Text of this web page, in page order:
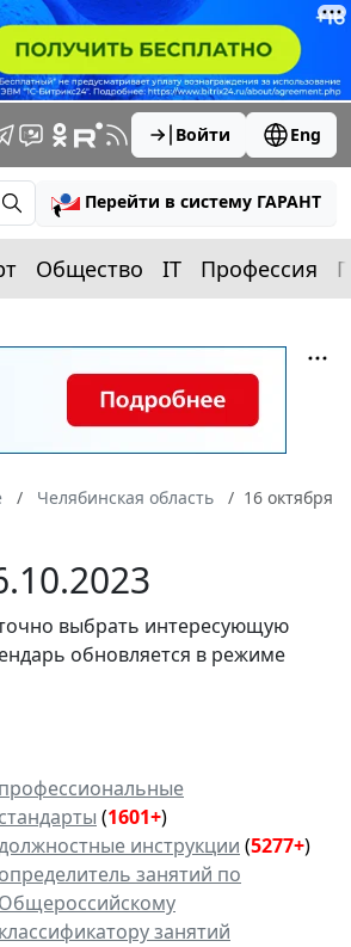
Войти Eng
Перейти в систему ГАРАНТ
Общество IT Профессия
Челябинская область
16 октября
выбрать интересующую
обновляется в режиме
профессиональные
стандарты (1601+)
инструкции (5277+)
определитель занятий по
Общероссийскому
классификатору занятий